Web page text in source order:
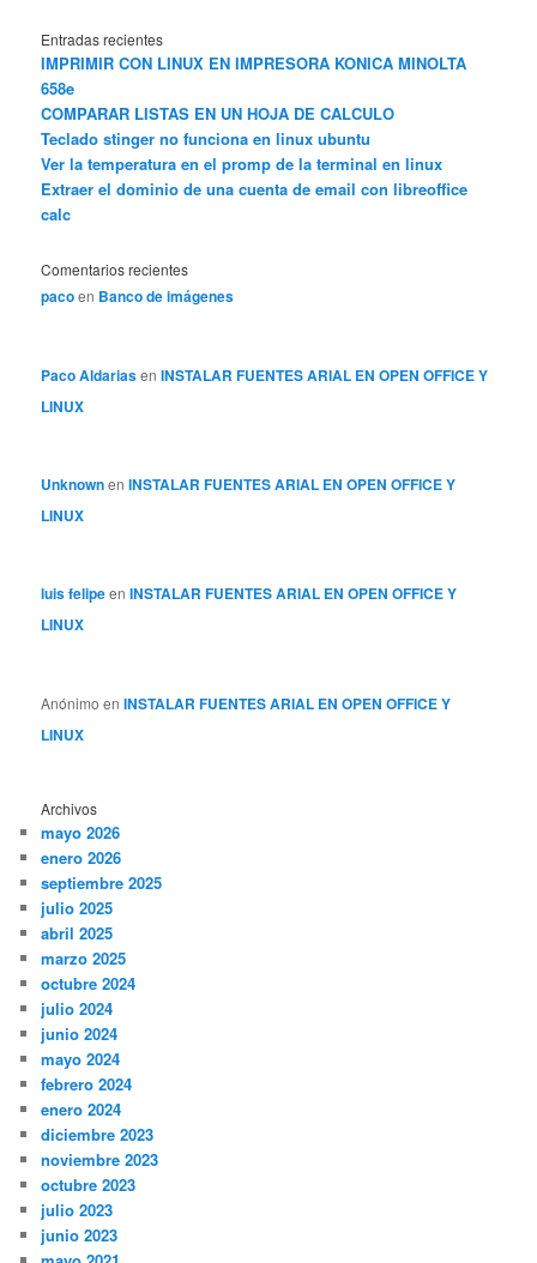
Entradas recientes
IMPRIMIR CON LINUX EN IMPRESORA KONICA MINOLTA
658e
COMPARAR LISTAS EN UN HOJA DE CALCULO
Teclado stinger no funciona en linux ubuntu
Ver la temperatura en el promp de la terminal en linux
Extraer el dominio de una cuenta de email con libreoffice
calc
Comentarios recientes
pacoen Banco de imágenes
Paco AldariasenINSTALAR FUENTES ARIAL EN OPEN OFFICE Y
LINUX
UnknownenINSTALAR FUENTES ARIAL EN OPEN OFFICE Y
LINUX
luis felipeenINSTALAR FUENTES ARIAL EN OPEN OFFICE Y
LINUX
Anónimo enINSTALAR FUENTES ARIAL EN OPEN OFFICE Y
LINUX
Archivos
mayo 2026
enero 2026
septiembre 2025
julio 2025
abril 2025
marzo 2025
octubre 2024
julio 2024
junio 2024
mayo 2024
febrero 2024
enero 2024
diciembre 2023
noviembre 2023
octubre 2023
julio 2023
junio 2023